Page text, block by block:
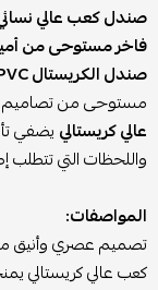
فاخر مستوحى من
صندل الكريستال PVC
مستوحى من تصاميم
عالي كريستالي يضفي
واللحظات التي تتطلب
المواصفات:
تصميم عصري وأنيق
كعب عالي كريستالي